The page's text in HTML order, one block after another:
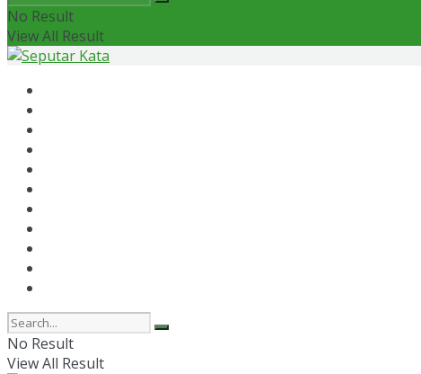
No Result
View All Result
No Result
View All Result